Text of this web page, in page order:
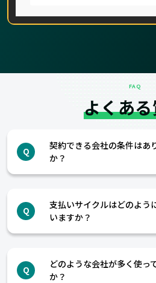
FAQ
よくあ
Q
契約できる会社の条件はあ
か？
Q
支払いサイクルはどのよう
いますか？
Q
どのような会社が多く使っ
か？